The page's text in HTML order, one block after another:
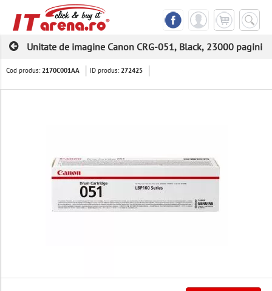
Unitate de imagine Canon CRG-051, Black, 23000 pagini
Cod produs:2170C001AA ID produs:272425